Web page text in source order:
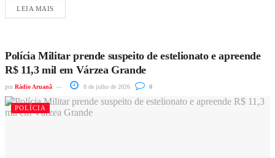
LEIA MAIS
Polícia Militar prende suspeito de estelionato e apreende
R$ 11,3 mil em Várzea Grande
por Rádio Aruanã 8 de julho de 2026 0
POLÍCIA